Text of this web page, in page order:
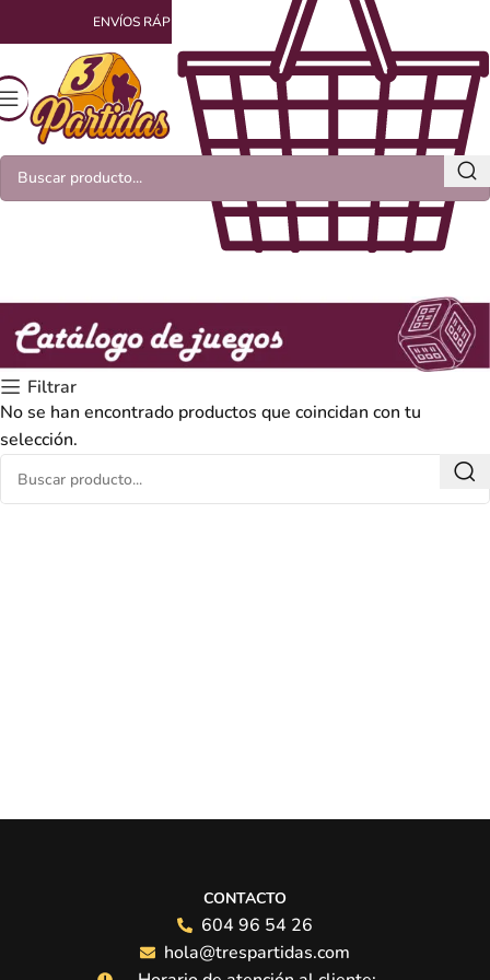
ENVÍOS RÁPIDOS Y EMPAQUETADOS CON AMOR
Filtrar
No se han encontrado productos que coincidan con tu
selección.
CONTACTO
604 96 54 26
hola@trespartidas.com